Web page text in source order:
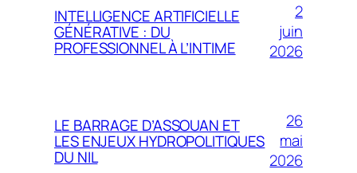
INTELLIGENCE ARTIFICIELLE
GÉNÉRATIVE : DU
PROFESSIONNEL À L’INTIME
2
juin
2026
LE BARRAGE D’ASSOUAN ET
LES ENJEUX HYDROPOLITIQUES
DU NIL
26
mai
2026